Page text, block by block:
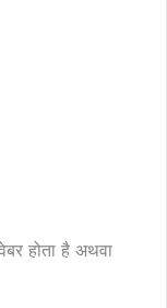
होता है अथवा